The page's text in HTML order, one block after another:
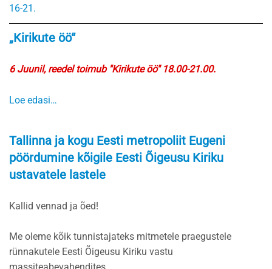
16-21.
„Kirikute öö“
6 Juunil, reedel toimub ''Kirikute öö" 18.00-21.00.
Loe edasi…
Tallinna ja kogu Eesti metropoliit Eugeni
pöördumine kõigile Eesti Õigeusu Kiriku
ustavatele lastele
Kallid vennad ja õed!
Me oleme kõik tunnistajateks mitmetele praegustele
rünnakutele Eesti Õigeusu Kiriku vastu